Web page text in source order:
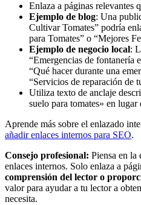
Enlaza a páginas relevantes
Ejemplo de blog: Una
Cultivar Tomates” podría
para Tomates” o “Mejores
Ejemplo de negocio local:
“Emergencias de fontanería
“Qué hacer durante una
“Servicios de reparación de
Utiliza texto de anclaje
suelo para tomates» en
Aprende más sobre el enlazado
añadir enlaces internos para SEO.
Consejo profesional: Piensa en la
enlaces internos. Solo enlaza a
comprensión del lector o
valor para ayudar a tu lector a
necesita.